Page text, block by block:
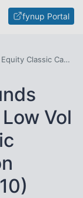
fynup Portal
BNP Paribas Funds Sustainable Global Low Vol Equity Classic Capitalisation
Vol